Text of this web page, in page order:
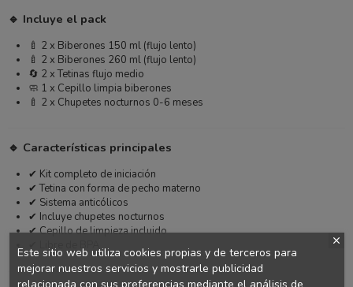
🔹 Incluye el pack
🍼 2 x Biberones 150 ml (flujo lento)
🍼 2 x Biberones 260 ml (flujo lento)
🔄 2 x Tetinas flujo medio
🧼 1 x Cepillo limpia biberones
🍼 2 x Chupetes nocturnos 0-6 meses
🔹 Características principales
✔ Kit completo de iniciación
✔ Tetina con forma de pecho materno
✔ Sistema anticólicos
✔ Incluye chupetes nocturnos
✔ Cepillo de limpieza incluido
✔ Libre de BPA
Este sitio web utiliza cookies propias y de terceros para
mejorar nuestros servicios y mostrarle publicidad